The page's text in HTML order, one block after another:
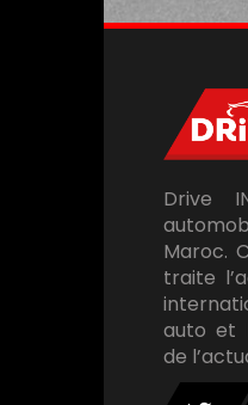
Drive
Maroc.
traite
auto et
de